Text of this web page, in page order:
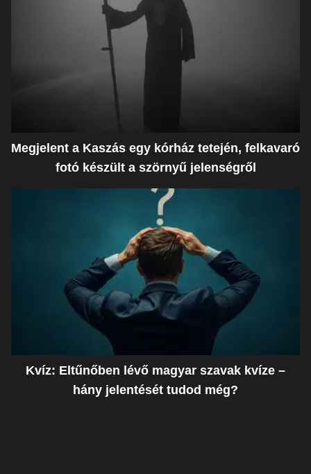
Megjelent a Kaszás egy kórház tetején, felkavaró
fotó készült a szörnyű jelenségről
Kvíz: Eltűnőben lévő magyar szavak kvíze –
hány jelentését tudod még?